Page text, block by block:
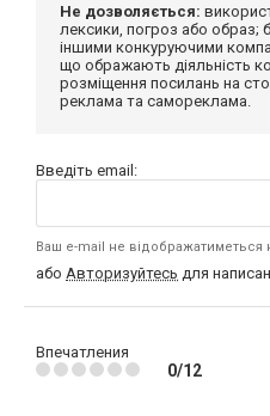
Не дозволяється:
лексики, погроз або образ;
іншими конкуруючими
що ображають діяльність
розміщення посилань на
реклама та самореклама.
Введіть email:
Ваш e-mail не відображатиметься
або Авторизуйтесь для
Впечатления
0/12